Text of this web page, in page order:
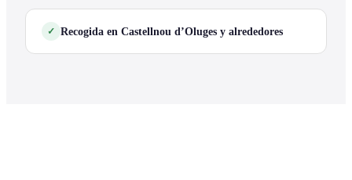
Recogida en Castellnou d’Oluges y alrededores